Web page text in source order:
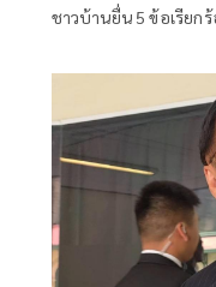
ชาวบ้านยื่น 5 ข้อเรีย